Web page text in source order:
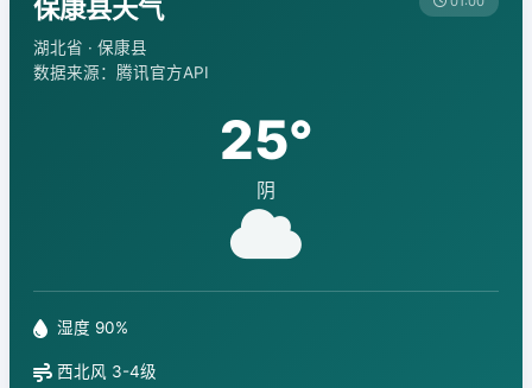
保康县天气
湖北省 · 保康县
数据来源：腾讯官方API
25°
阴
湿度 90%
西北风 3-4级